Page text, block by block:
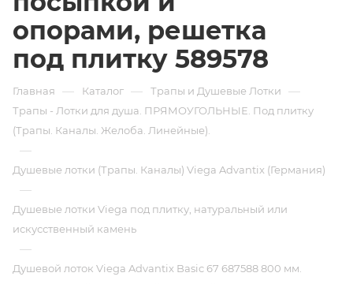
опорами, решетка
под плитку 589578
Главная — Каталог — Трапы и Душевые Лотки —
Трапы - Лотки для душа. ПРЯМОУГОЛЬНЫЕ. Под плитку
(Трапы. Каналы. Желоба. Линейные).
—
Душевые лотки (Трапы. Каналы) Viega Advantix (Германия)
—
Душевые лотки Viega под плитку, натуральный или
искусственный камень
—
Душевой лоток Viega Advantix Basic 67 687588 800 мм.